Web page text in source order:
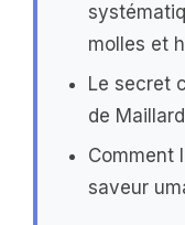
molles et
Le secret
de
Comment
saveur